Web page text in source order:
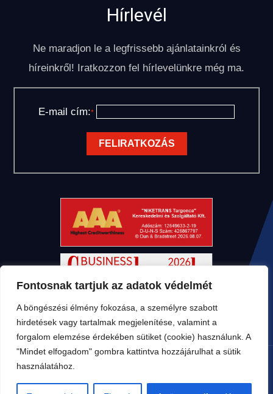
Fontosnak tartjuk az adatok védelmét
A böngészési élmény fokozása, a személyre szabott
hirdetések vagy tartalmak megjelenítése, valamint a
forgalom elemzése érdekében sütiket (cookie) használunk. A
"Mindet elfogadom" gombra kattintva hozzájárulhat a sütik
használatához.
Hírlevél
Ne maradjon le a legfrissebb ajánlatainkról és
híreinkről! Iratkozzon fel hírlevelünkre még ma.
E-mail cím:*